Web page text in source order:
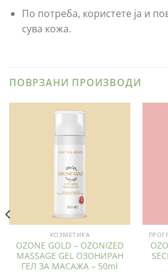
По потреба, користете ја и
сува кожа.
ПОВРЗАНИ ПРОИЗВОДИ
КОЗМЕТИКА
OZONE GOLD – OZONIZED
MASSAGE GEL ОЗОНИРАН
ГЕЛ ЗА МАСАЖА – 50ml